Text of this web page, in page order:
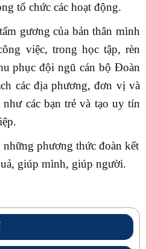
tổ chức các hoạt động.
gương của bản thân mình
việc, trong học tập, rèn
phục đội ngũ cán bộ Đoàn
các địa phương, đơn vị và
các bạn trẻ và tạo uy tín
phương thức đoàn kết
giúp mình, giúp người.